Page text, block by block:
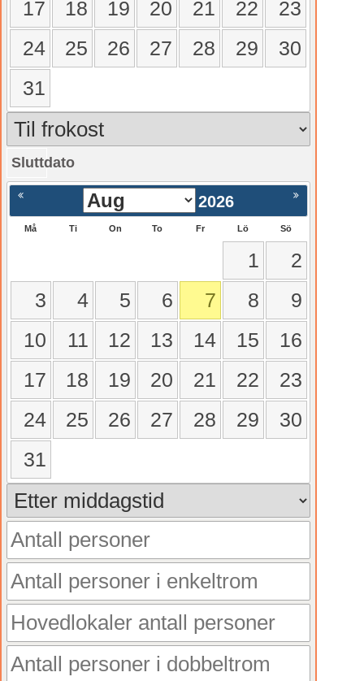
17
18 19 20 21 22
23
24
25 26 27 28 29
30
31
Sluttdato
Nästa >
2026
Må Ti On To Fr Lö Sö
1
2
3
4 5 6 7 8
9
10
11 12 13 14 15
16
17
18 19 20 21 22
23
24
25 26 27 28 29
30
31